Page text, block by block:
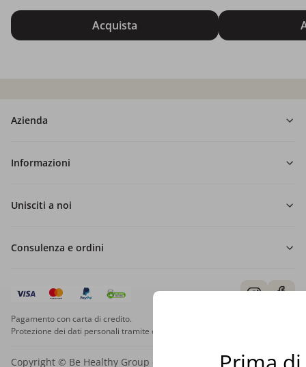
Acquista
Azienda
Informazioni
Unisciti a noi
Consulenza e ordini
Pagamento con carta di credito.
Protezione dei dati personali tramite crittografia SSL.
Copyright © Be Healthy Group d.o.o. 2012 - 2026